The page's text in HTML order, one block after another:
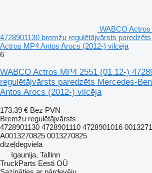
WABCO
4728901130 bremžu regulētājvārsts
Actros MP4 Antos Arocs (2012-) vilcēja
6
WABCO Actros MP4 2551 (01.12-)
regulētājvārsts paredzēts Mercedes-
Antos Arocs (2012-) vilcēja
173,39 € Bez PVN
Bremžu regulētājvārsts
4728901130 4728901110 4728901016
A0013270825 0013270825
dīzeļdegviela
Igaunija, Tallinn
TruckParts Eesti OÜ